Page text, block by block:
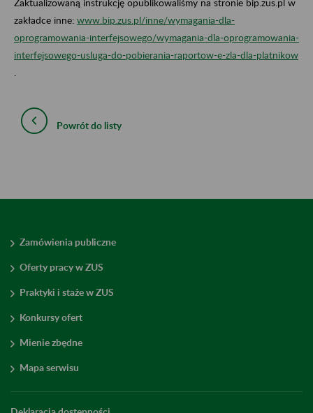
zakładce inne: www.bip.zus.pl/inne/wymagania-dla-
oprogramowania-interfejsowego/wymagania-dla-oprogramowania-
interfejsowego-usluga-do-pobierania-raportow-e-zla-dla-platnikow
Powrót do listy
Zamówienia publiczne
Oferty pracy w ZUS
Praktyki i staże w ZUS
Konkursy ofert
Mienie zbędne
Mapa serwisu